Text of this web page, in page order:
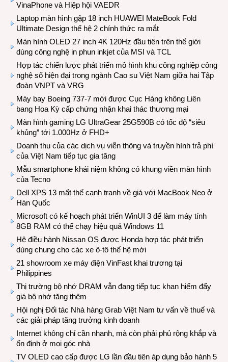
VinaPhone và Hiệp hội VAEDR
Laptop màn hình gập 18 inch HUAWEI MateBook Fold
Ultimate Design thế hệ 2 chính thức ra mắt
Màn hình OLED 27 inch 4K 120Hz đầu tiên trên thế giới
dùng công nghệ in phun inkjet của MSI và TCL
Hợp tác chiến lược phát triển mô hình khu công nghiệp công
nghệ số hiện đại trong ngành Cao su Việt Nam giữa hai Tập
đoàn VNPT và VRG
Máy bay Boeing 737-7 mới được Cục Hàng không Liên
bang Hoa Kỳ cấp chứng nhận khai thác thương mại
Màn hình gaming LG UltraGear 25G590B có tốc độ “siêu
khủng” tới 1.000Hz ở FHD+
Doanh thu của các dịch vụ viễn thông và truyền hình trả phí
của Việt Nam tiếp tục gia tăng
Mẫu smartphone khái niệm không có khung viền màn hình
của Tecno
Dell XPS 13 mất thế cạnh tranh về giá với MacBook Neo ở
Hàn Quốc
Microsoft có kế hoạch phát triển WinUI 3 để làm máy tính
8GB RAM có thể chạy hiệu quả Windows 11
Hệ điều hành Nissan OS được Honda hợp tác phát triển
dùng chung cho các xe ô-tô thế hệ mới
21 showroom xe máy điện VinFast khai trương tại
Philippines
Thị trường bộ nhớ DRAM vẫn đang tiếp tục khan hiếm đẩy
giá bộ nhớ tăng thêm
Hội nghị Đối tác Nhà hàng Grab Việt Nam tư vấn về thuế và
các giải pháp tăng trưởng kinh doanh
Internet không chỉ cần nhanh, mà còn phải phủ rộng khắp và
ổn định ở mọi góc nhà
TV OLED cao cấp được LG lần đầu tiên áp dụng bảo hành 5